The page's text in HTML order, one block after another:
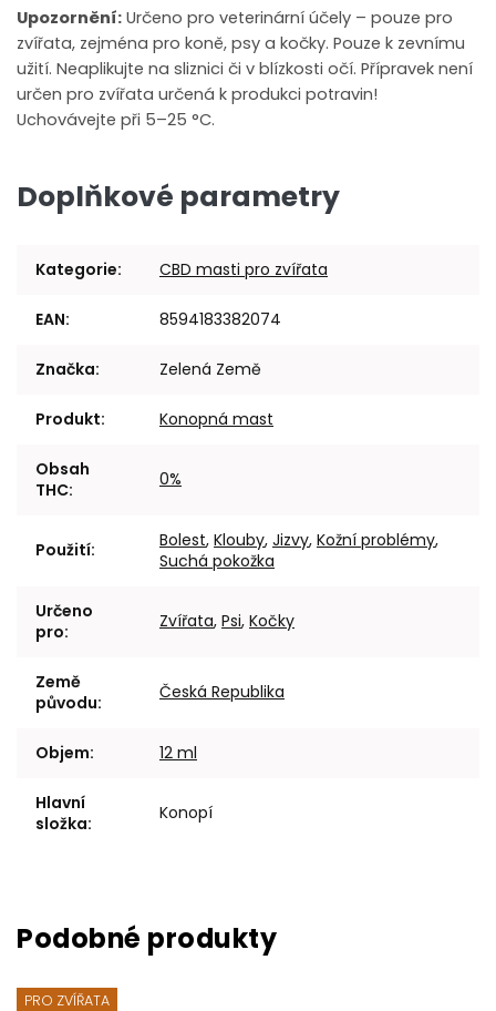
Upozornění: Určeno pro veterinární účely – pouze pro
zvířata, zejména pro koně, psy a kočky. Pouze k zevnímu
užití. Neaplikujte na sliznici či v blízkosti očí. Přípravek není
určen pro zvířata určená k produkci potravin!
Uchovávejte při 5–25 °C.
Doplňkové parametry
Kategorie: CBD masti pro zvířata
EAN: 8594183382074
Značka: Zelená Země
Produkt: Konopná mast
Obsah
THC: 0%
Použití: Bolest, Klouby, Jizvy, Kožní problémy,
Suchá pokožka
Určeno
pro: Zvířata, Psi, Kočky
Země
původu: Česká Republika
Objem: 12 ml
Hlavní
složka: Konopí
PRO ZVÍŘATA